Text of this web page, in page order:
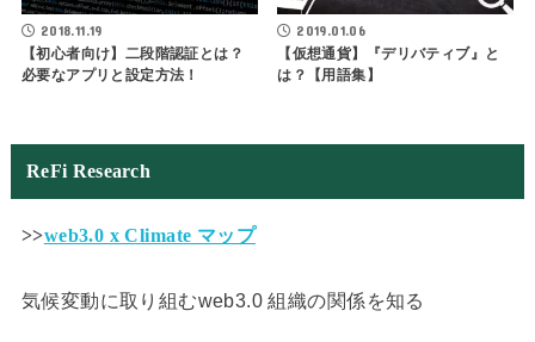
2018.11.19
【初心者向け】二段階認証とは？
必要なアプリと設定方法！
2019.01.06
【仮想通貨】『デリバティブ』と
は？【用語集】
ReFi Research
>>web3.0 x Climate マップ
気候変動に取り組むweb3.0 組織の関係を知る